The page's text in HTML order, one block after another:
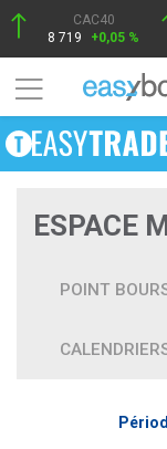
CAC40
8 719
+0,05 %
ESPACE
POINT